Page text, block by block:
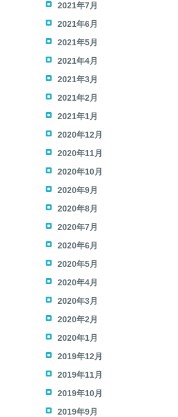
2021年7月
2021年6月
2021年5月
2021年4月
2021年3月
2021年2月
2021年1月
2020年12月
2020年11月
2020年10月
2020年9月
2020年8月
2020年7月
2020年6月
2020年5月
2020年4月
2020年3月
2020年2月
2020年1月
2019年12月
2019年11月
2019年10月
2019年9月